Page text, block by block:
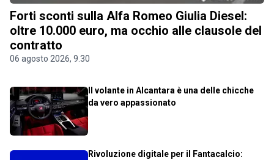
Forti sconti sulla Alfa Romeo Giulia Diesel:
oltre 10.000 euro, ma occhio alle clausole del
contratto
06 agosto 2026, 9.30
Il volante in Alcantara è una delle chicche
da vero appassionato
Rivoluzione digitale per il Fantacalcio: